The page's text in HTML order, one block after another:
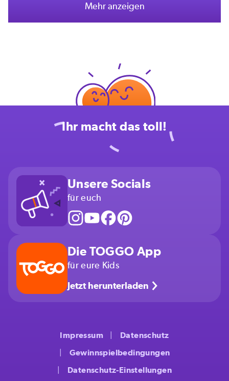
Mehr anzeigen
Ihr macht das toll!
Unsere Socials
für euch
Die TOGGO App
für eure Kids
Jetzt herunterladen
Impressum
Datenschutz
Gewinnspielbedingungen
Datenschutz-Einstellungen